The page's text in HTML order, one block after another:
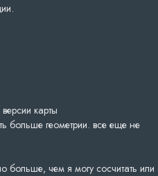
карты
больше геометрии. все еще не
больше, чем я могу сосчитать или